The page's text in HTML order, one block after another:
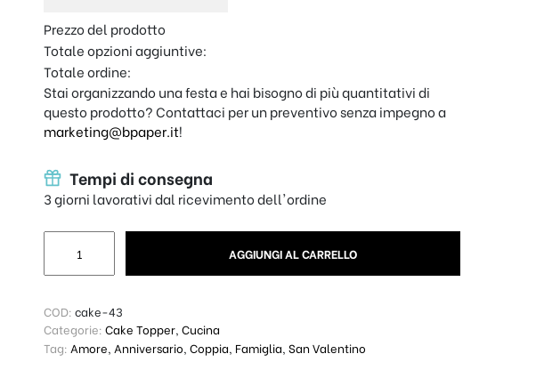
Prezzo del prodotto
Totale opzioni aggiuntive:
Totale ordine:
Stai organizzando una festa e hai bisogno di più quantitativi di
questo prodotto? Contattaci per un preventivo senza impegno a
marketing@bpaper.it!
Tempi di consegna
3 giorni lavorativi dal ricevimento dell'ordine
AGGIUNGI AL CARRELLO
COD: cake-43
Categorie: Cake Topper,Cucina
Tag: Amore Anniversario ,Coppia Famiglia ,San Valentino